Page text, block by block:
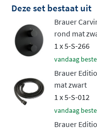
op de knop wisselen
straalpatronen.
wandhouder voor een
verstelbare glijstangvoor
varianten worden
150 cm.
Stoere elegantie
Deze set bestaat uit
Brauer
rond mat
1 x 5-S-266
vandaag
Brauer
mat zwart
1 x 5-S-012
vandaag
Brauer